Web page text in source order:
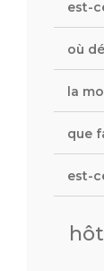
est-
où
la
que
est-